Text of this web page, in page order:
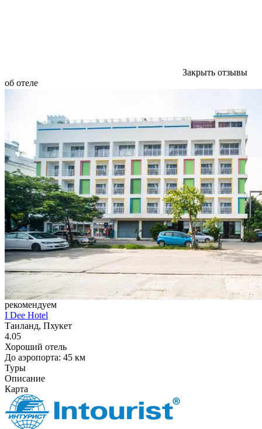
Закрыть отзывы
об отеле
рекомендуем
I Dee Hotel
Таиланд, Пхукет
4.05
Хороший отель
До аэропорта: 45 км
Туры
Описание
Карта